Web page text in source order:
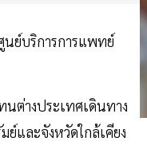
ย์บริการการแพทย์
ต่างประเทศเดินทาง
และจังหวัดใกล้เคียง